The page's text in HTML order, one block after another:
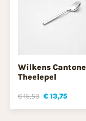
Wilkens Cantone
Theelepel
€ 15,50 € 13,75